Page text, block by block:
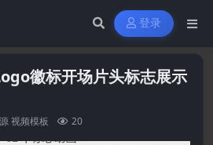
登录
徽标开场片头标志展示
视频模板 20